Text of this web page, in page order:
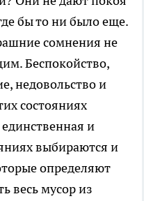
бы то ни было еще.
сомнения не
Беспокойство,
недовольство и
состояниях
и
выбираются и
определяют
весь мусор из